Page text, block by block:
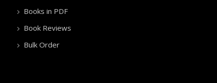
Books in PDF
Book Reviews
Bulk Order